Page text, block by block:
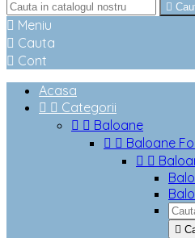

 Meniu
 Cauta
 Cont
Acasa
  Categorii
  Baloane
  Baloane
 
